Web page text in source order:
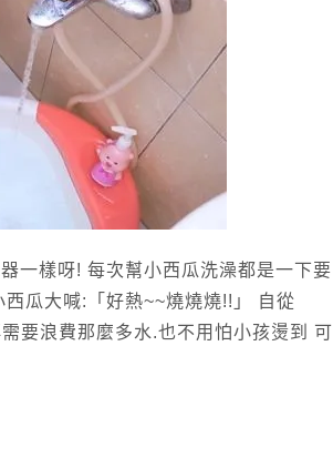
一樣呀! 每次幫小西瓜洗澡都是一下要
瓜大喊:「好熱~~燒燒燒!!」 自從
要浪費那麼多水.也不用怕小孩燙到 可